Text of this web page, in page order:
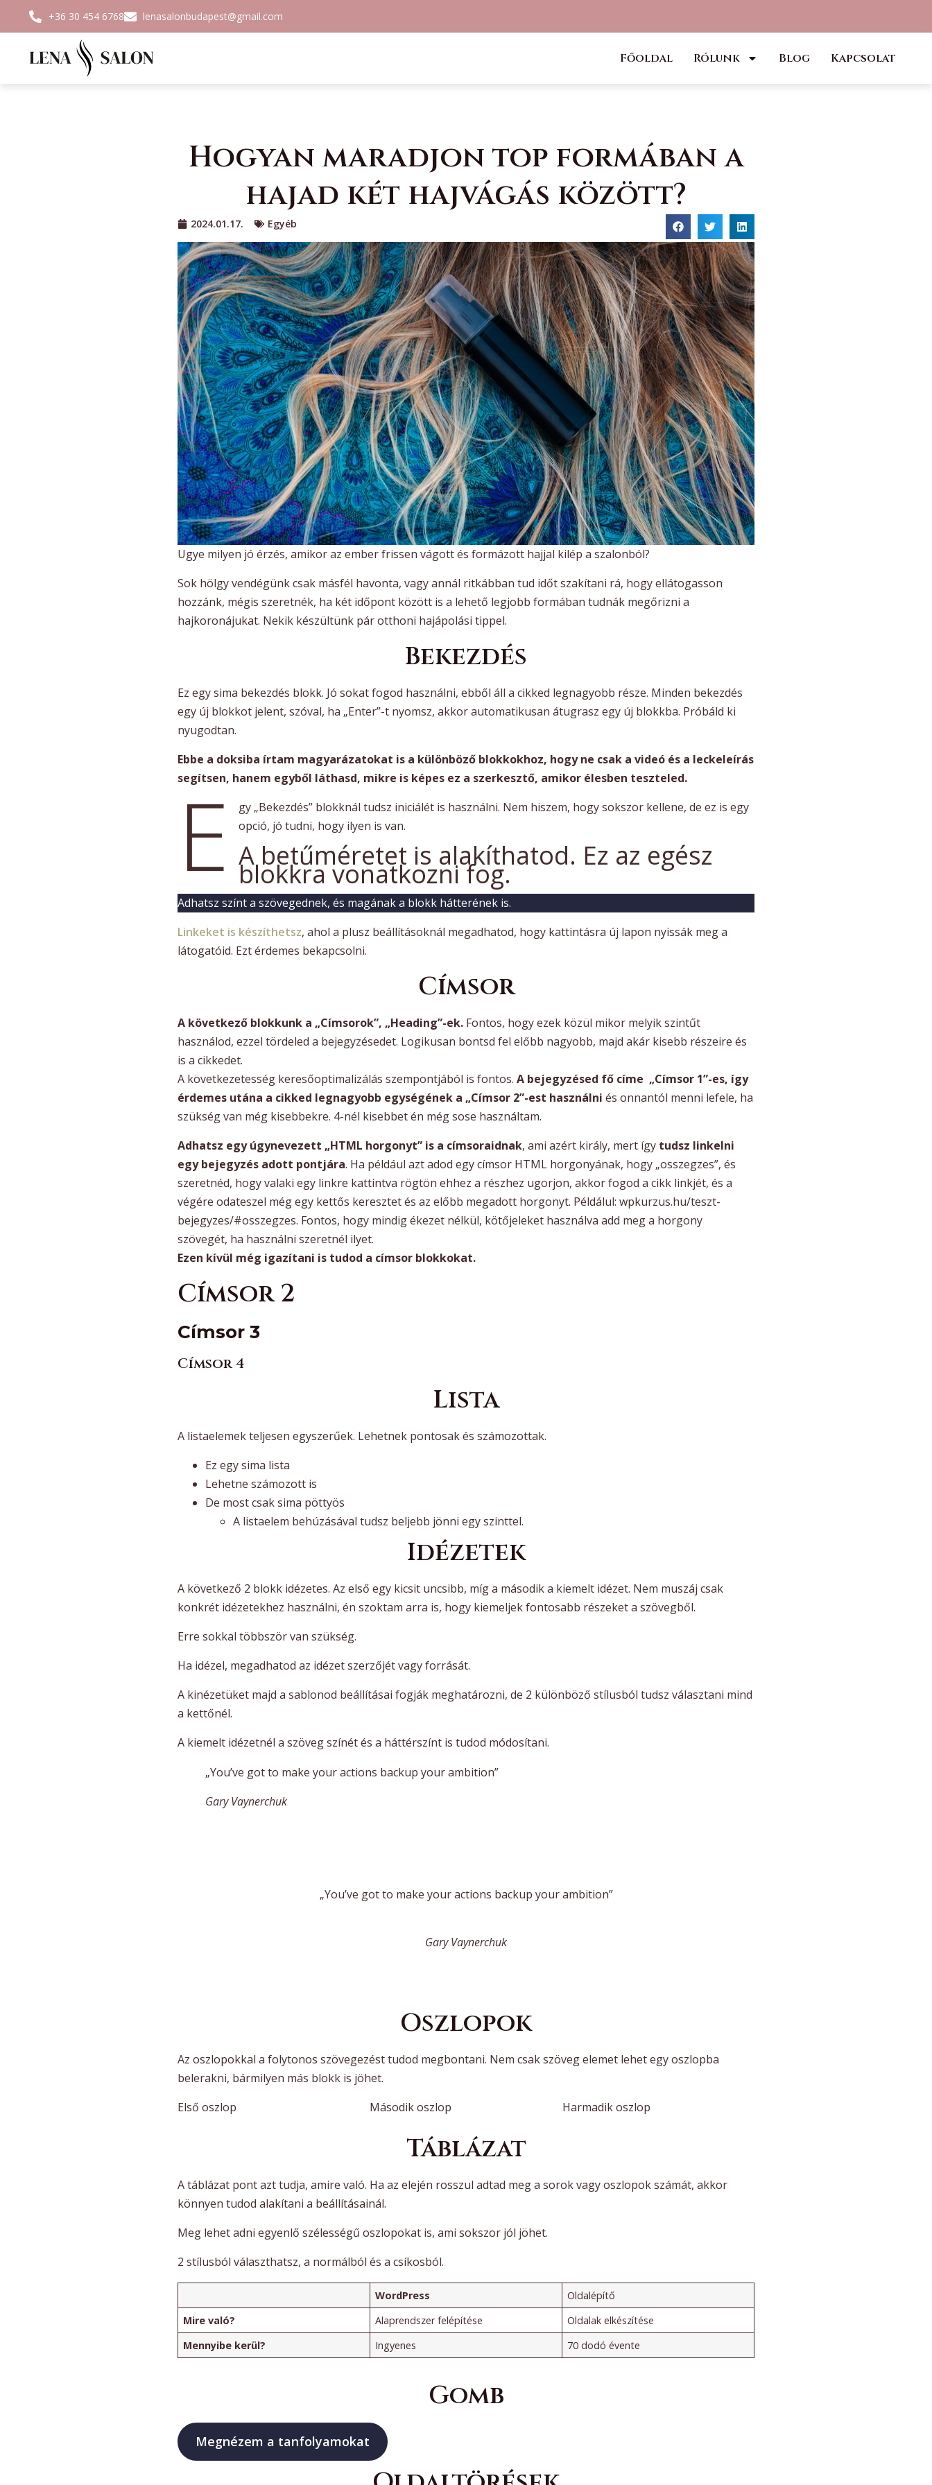
+36 30 454 6768 lenasalonbudapest@gmail.com
Főoldal Rólunk Blog Kapcsolat
Hogyan maradjon top formában a
hajad két hajvágás között?
2024.01.17. Egyéb
Ugye milyen jó érzés, amikor az ember frissen vágott és formázott hajjal kilép a szalonból?
Sok hölgy vendégünk csak másfél havonta, vagy annál ritkábban tud időt szakítani rá, hogy ellátogasson
hozzánk, mégis szeretnék, ha két időpont között is a lehető legjobb formában tudnák megőrizni a
hajkoronájukat. Nekik készültünk pár otthoni hajápolási tippel.
Bekezdés
Ez egy sima bekezdés blokk. Jó sokat fogod használni, ebből áll a cikked legnagyobb része. Minden bekezdés
egy új blokkot jelent, szóval, ha „Enter”-t nyomsz, akkor automatikusan átugrasz egy új blokkba. Próbáld ki
nyugodtan.
Ebbe a doksiba írtam magyarázatokat is a különböző blokkokhoz, hogy ne csak a videó és a leckeleírás
segítsen, hanem egyből láthasd, mikre is képes ez a szerkesztő, amikor élesben teszteled.
E
gy „Bekezdés” blokknál tudsz iniciálét is használni. Nem hiszem, hogy sokszor kellene, de ez is egy
opció, jó tudni, hogy ilyen is van.
A betűméretet is alakíthatod. Ez az egész
blokkra vonatkozni fog.
Adhatsz színt a szövegednek, és magának a blokk hátterének is.
Linkeket is készíthetsz, ahol a plusz beállításoknál megadhatod, hogy kattintásra új lapon nyissák meg a
látogatóid. Ezt érdemes bekapcsolni.
Címsor
A következő blokkunk a „Címsorok”, „Heading”-ek. Fontos, hogy ezek közül mikor melyik szintűt
használod, ezzel tördeled a bejegyzésedet. Logikusan bontsd fel előbb nagyobb, majd akár kisebb részeire és
is a cikkedet.
A következetesség keresőoptimalizálás szempontjából is fontos. A bejegyzésed fő címe „Címsor 1”-es, így
érdemes utána a cikked legnagyobb egységének a „Címsor 2”-est használni és onnantól menni lefele, ha
szükség van még kisebbekre. 4-nél kisebbet én még sose használtam.
Adhatsz egy úgynevezett „HTML horgonyt” is a címsoraidnak, ami azért király, mert így tudsz linkelni
egy bejegyzés adott pontjára. Ha például azt adod egy címsor HTML horgonyának, hogy „osszegzes”, és
szeretnéd, hogy valaki egy linkre kattintva rögtön ehhez a részhez ugorjon, akkor fogod a cikk linkjét, és a
végére odateszel még egy kettős keresztet és az előbb megadott horgonyt. Példálul: wpkurzus.hu/teszt-
bejegyzes/#osszegzes. Fontos, hogy mindig ékezet nélkül, kötőjeleket használva add meg a horgony
szövegét, ha használni szeretnél ilyet.
Ezen kívül még igazítani is tudod a címsor blokkokat.
Címsor 2
Címsor 3
Címsor 4
Lista
A listaelemek teljesen egyszerűek. Lehetnek pontosak és számozottak.
Ez egy sima lista
Lehetne számozott is
De most csak sima pöttyös
A listaelem behúzásával tudsz beljebb jönni egy szinttel.
Idézetek
A következő 2 blokk idézetes. Az első egy kicsit uncsibb, míg a második a kiemelt idézet. Nem muszáj csak
konkrét idézetekhez használni, én szoktam arra is, hogy kiemeljek fontosabb részeket a szövegből.
Erre sokkal többször van szükség.
Ha idézel, megadhatod az idézet szerzőjét vagy forrását.
A kinézetüket majd a sablonod beállításai fogják meghatározni, de 2 különböző stílusból tudsz választani mind
a kettőnél.
A kiemelt idézetnél a szöveg színét és a háttérszínt is tudod módosítani.
„You’ve got to make your actions backup your ambition”
Gary Vaynerchuk
„You’ve got to make your actions backup your ambition”
Gary Vaynerchuk
Oszlopok
Az oszlopokkal a folytonos szövegezést tudod megbontani. Nem csak szöveg elemet lehet egy oszlopba
belerakni, bármilyen más blokk is jöhet.
Első oszlop
Második oszlop Harmadik oszlop
Táblázat
A táblázat pont azt tudja, amire való. Ha az elején rosszul adtad meg a sorok vagy oszlopok számát, akkor
könnyen tudod alakítani a beállításainál.
Meg lehet adni egyenlő szélességű oszlopokat is, ami sokszor jól jöhet.
2 stílusból választhatsz, a normálból és a csíkosból.
WordPress
Oldalépítő
Mire való?
Alaprendszer felépítése
Oldalak elkészítése
Mennyibe kerül?
Ingyenes 70 dodó évente
Gomb
Megnézem a tanfolyamokat